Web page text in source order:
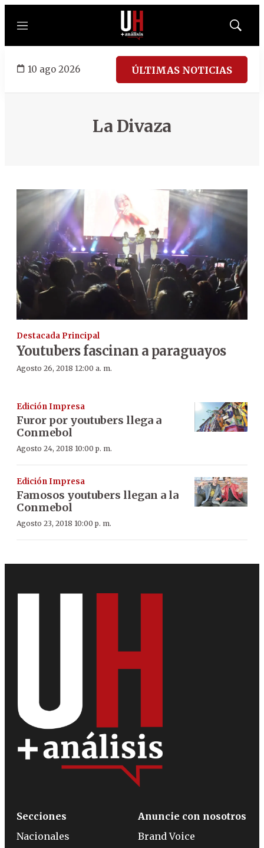
Menú
Mostrar
10 ago 2026 ÚLTIMAS NOTICIAS
La Divaza
Destacada Principal
Youtubers fascinan a paraguayos
Agosto 26, 2018 12:00 a. m.
Edición Impresa
Furor por youtubers llega a
Conmebol
Agosto 24, 2018 10:00 p. m.
Edición Impresa
Famosos youtubers llegan a la
Conmebol
Agosto 23, 2018 10:00 p. m.
Secciones
Nacionales
Anuncie con nosotros
Brand Voice